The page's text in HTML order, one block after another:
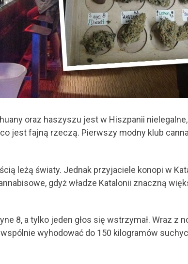
oraz haszyszu jest w Hiszpanii
jest fajną rzeczą. Pierwszy modny klub
leżą światy. Jednak przyjaciele konopi w
gdyż władze Katalonii znaczną
8, a tylko jeden głos się wstrzymał. Wraz
wyhodować do 150 kilogramów